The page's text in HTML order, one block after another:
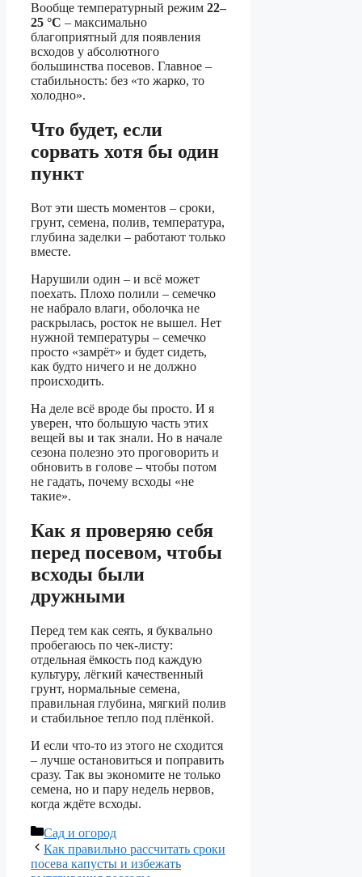
Вообще температурный режим 22–
25 °C – максимально
благоприятный для появления
всходов у абсолютного
большинства посевов. Главное –
стабильность: без «то жарко, то
холодно».
Что будет, если
сорвать хотя бы один
пункт
Вот эти шесть моментов – сроки,
грунт, семена, полив, температура,
глубина заделки – работают только
вместе.
Нарушили один – и всё может
поехать. Плохо полили – семечко
не набрало влаги, оболочка не
раскрылась, росток не вышел. Нет
нужной температуры – семечко
просто «замрёт» и будет сидеть,
как будто ничего и не должно
происходить.
На деле всё вроде бы просто. И я
уверен, что большую часть этих
вещей вы и так знали. Но в начале
сезона полезно это проговорить и
обновить в голове – чтобы потом
не гадать, почему всходы «не
такие».
Как я проверяю себя
перед посевом, чтобы
всходы были
дружными
Перед тем как сеять, я буквально
пробегаюсь по чек-листу:
отдельная ёмкость под каждую
культуру, лёгкий качественный
грунт, нормальные семена,
правильная глубина, мягкий полив
и стабильное тепло под плёнкой.
И если что-то из этого не сходится
– лучше остановиться и поправить
сразу. Так вы экономите не только
семена, но и пару недель нервов,
когда ждёте всходы.
Рубрики
Сад и огород
Как правильно рассчитать сроки
посева капусты и избежать